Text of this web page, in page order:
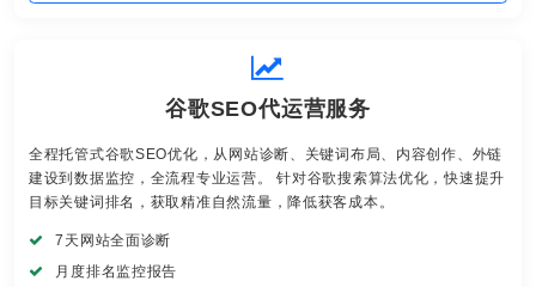
谷歌SEO代运营服务
全程托管式谷歌SEO优化，从网站诊断、关键词布局、内容创作、外链
建设到数据监控，全流程专业运营。 针对谷歌搜索算法优化，快速提升
目标关键词排名，获取精准自然流量，降低获客成本。
7天网站全面诊断
月度排名监控报告